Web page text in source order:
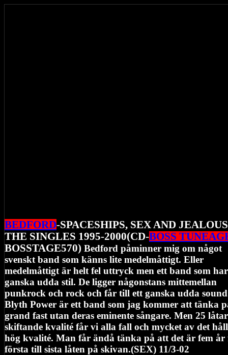
BEDFORD-SPACESHIPS, SEX AND
THE SINGLES 1995-2000(CD-BOSS
BOSSTAGE570) Bedford påminner mig om något
svenskt band som känns lite medelmåttigt. Eller
medelmåttigt är helt fel uttryck men ett band som
ganska udda stil. De ligger någonstans mittemellan
punkrock och rock och får till ett ganska udda
Blyth Power är ett band som jag kommer att tänka
grand fast utan deras eminente sångare. Men 25
skiftande kvalité får vi alla fall och mycket av det
hög kvalité. Man får ändå tänka på att det är fem år
första till sista låten på skivan.(SEX) 11/3-02